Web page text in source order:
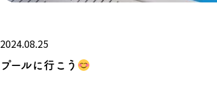
2024.08.25
プールに行こう